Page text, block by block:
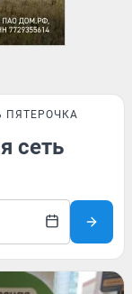
ПЯТЕРОЧКА
сеть